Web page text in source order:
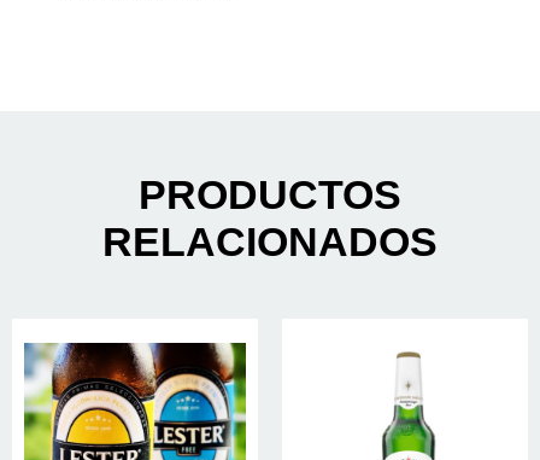
PRODUCTOS
RELACIONADOS